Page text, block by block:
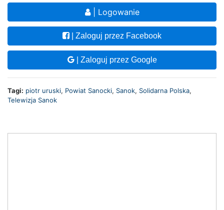
| Logowanie
| Zaloguj przez Facebook
| Zaloguj przez Google
Tagi: piotr uruski, Powiat Sanocki, Sanok, Solidarna Polska,
Telewizja Sanok